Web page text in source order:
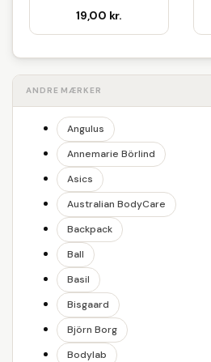
19,00 kr.
ANDRE MÆRKER
Angulus
Annemarie Börlind
Asics
Australian BodyCare
Backpack
Ball
Basil
Bisgaard
Björn Borg
Bodylab